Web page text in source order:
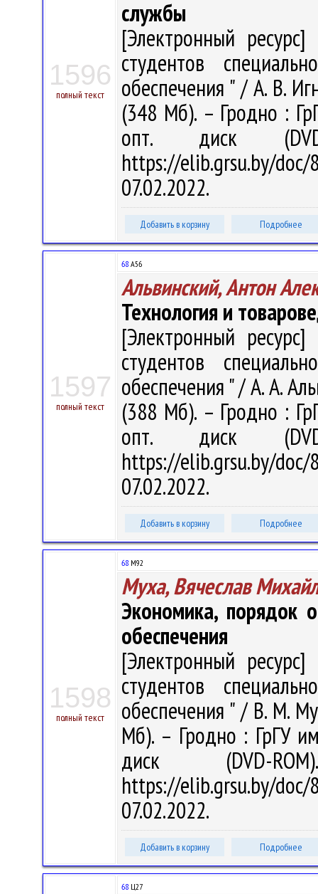
1596
полный текст
службы
[Электронный
студентов
обеспечения " / А. В.
(348 Мб). – Гродно :
опт. диск
https://elib.grsu.by/
07.02.2022.
Добавить в корзину Подробнее
1597
полный текст
68 А56
Альвинский, Антон
Технология и
[Электронный
студентов
обеспечения " / А. А.
(388 Мб). – Гродно :
опт. диск
https://elib.grsu.by/
07.02.2022.
Добавить в корзину Подробнее
1598
полный текст
68 М92
Муха, Вячеслав
Экономика, порядок
обеспечения
[Электронный
студентов
обеспечения " / В. М.
Мб). – Гродно : ГрГУ
диск (DVD-
https://elib.grsu.by/
07.02.2022.
Добавить в корзину Подробнее
68 Ц27